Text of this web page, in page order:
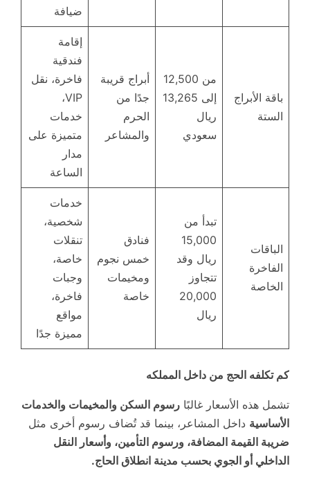
ضيافة
باقة الأبراج
الستة
من 12,500
إلى 13,265
ريال
سعودي
أبراج قريبة
جدًا من
الحرم
والمشاعر
إقامة
فندقية
فاخرة، نقل
VIP،
خدمات
متميزة على
مدار
الساعة
الباقات
الفاخرة
الخاصة
تبدأ من
15,000
ريال وقد
تتجاوز
20,000
ريال
فنادق
خمس نجوم
ومخيمات
خاصة
خدمات
شخصية،
تنقلات
خاصة،
وجبات
فاخرة،
مواقع
مميزة جدًا
كم تكلفه الحج من داخل المملكه
تشمل هذه الأسعار غالبًا رسوم السكن والمخيمات والخدمات
الأساسية داخل المشاعر، بينما قد تُضاف رسوم أخرى مثل
ضريبة القيمة المضافة، ورسوم التأمين، وأسعار النقل
الداخلي أو الجوي بحسب مدينة انطلاق الحاج.